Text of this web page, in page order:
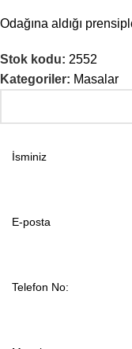
Odağına aldığı
Stok kodu: 2552
Kategoriler: Masalar